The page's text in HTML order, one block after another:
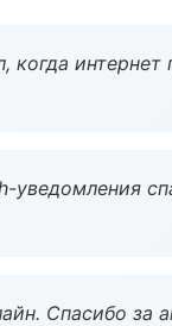
когда интернет
Спасибо за